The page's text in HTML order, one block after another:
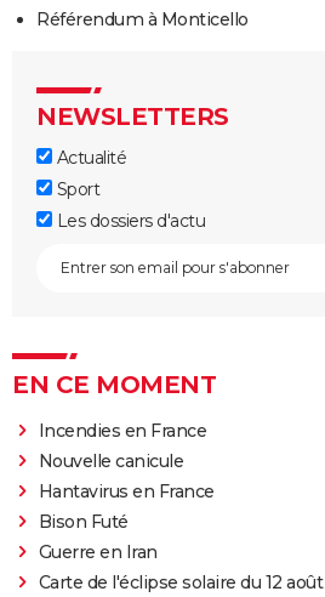
Référendum à Monticello
NEWSLETTERS
Actualité
Sport
Les dossiers d'actu
EN CE MOMENT
Incendies en France
Nouvelle canicule
Hantavirus en France
Bison Futé
Guerre en Iran
Carte de l'éclipse solaire du 12 août